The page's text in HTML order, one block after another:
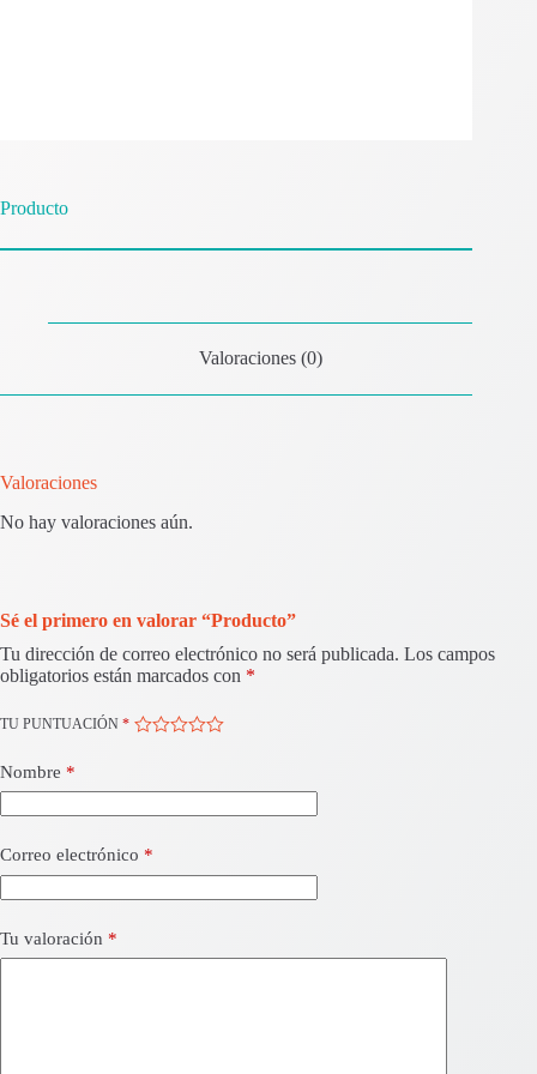
Producto
Valoraciones (0)
Valoraciones
No hay valoraciones aún.
Sé el primero en valorar “Producto”
Tu dirección de correo electrónico no será publicada. Los campos
obligatorios están marcados con *
TU PUNTUACIÓN *
Nombre *
Correo electrónico *
Tu valoración *